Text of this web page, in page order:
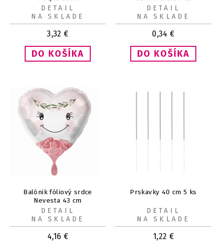
3,32 €
DETAIL
NA SKLADE
0,34 €
DETAIL
NA SKLADE
Balónik fóliový srdce
Nevesta 43 cm
4,16 €
DETAIL
NA SKLADE
Prskavky 40 cm 5 ks
1,22 €
DETAIL
NA SKLADE